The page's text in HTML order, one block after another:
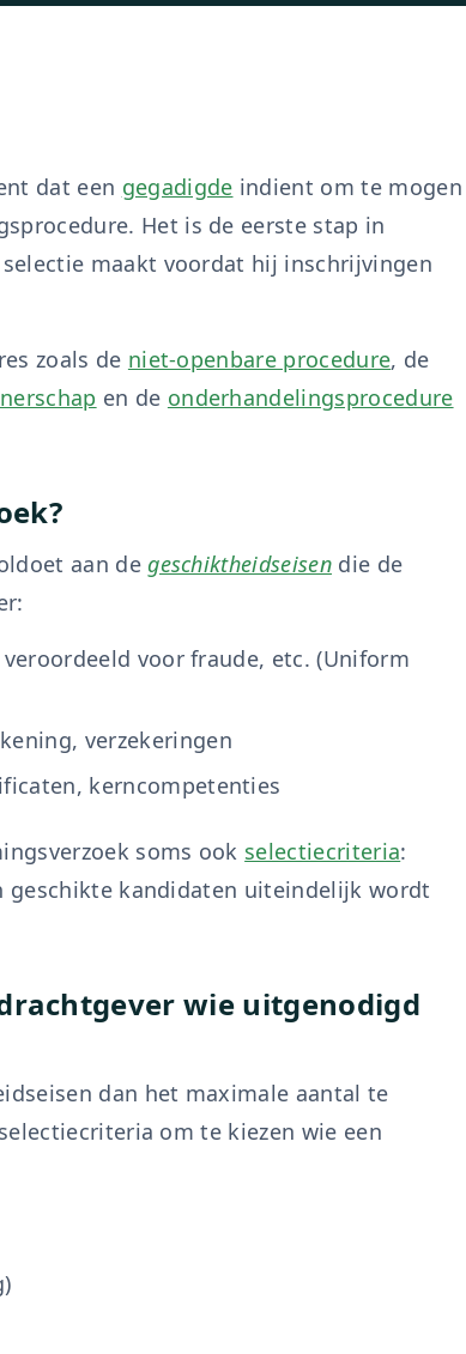
dat een gegadigde indient om te mogen
Het is de eerste stap in
maakt voordat hij inschrijvingen
zoals de niet-openbare procedure, de
en de onderhandelingsprocedure
aan degeschiktheidseisendie de
voor fraude, etc. (Uniform
verzekeringen
kerncompetenties
soms ook selectiecriteria:
geschikte kandidaten uiteindelijk wordt
wie uitgenodigd
dan het maximale aantal te
om te kiezen wie een